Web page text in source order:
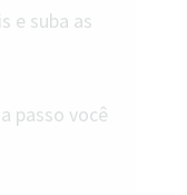
e suba as
passo você